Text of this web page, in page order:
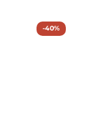
-40%